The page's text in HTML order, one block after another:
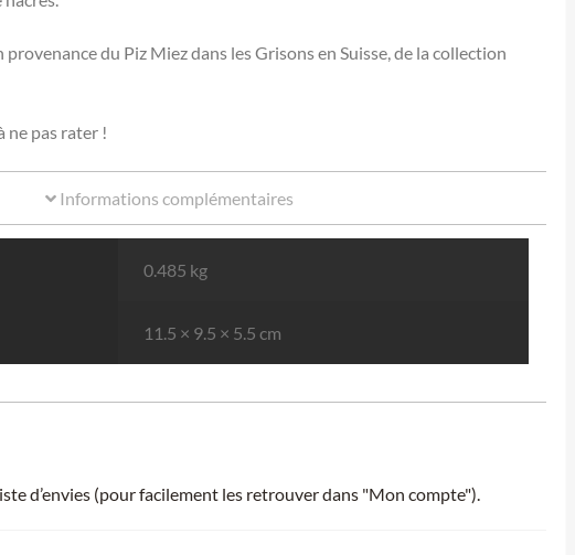
du Piz Miez dans les Grisons en Suisse, de la collection
ne pas rater !
Informations complémentaires
0.485 kg
11.5 × 9.5 × 5.5 cm
d’envies (pour facilement les retrouver dans "Mon compte").